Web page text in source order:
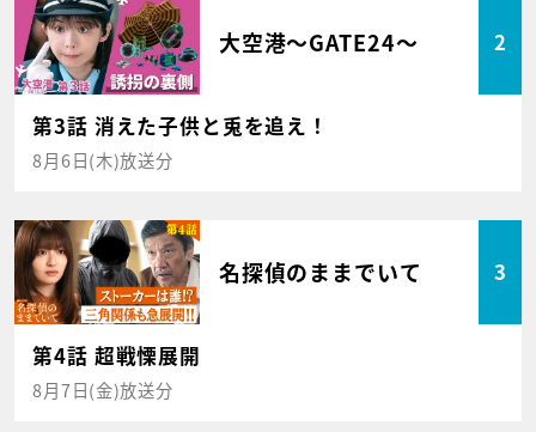
大空港～GATE24～ 2
第3話 消えた子供と兎を追え！
8月6日(木)放送分
名探偵のままでいて 3
第4話 超戦慄展開
8月7日(金)放送分